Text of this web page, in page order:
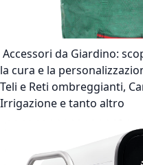
Accessori da Giardino:
la cura e la
Teli e Reti ombreggianti,
Irrigazione e tanto altro